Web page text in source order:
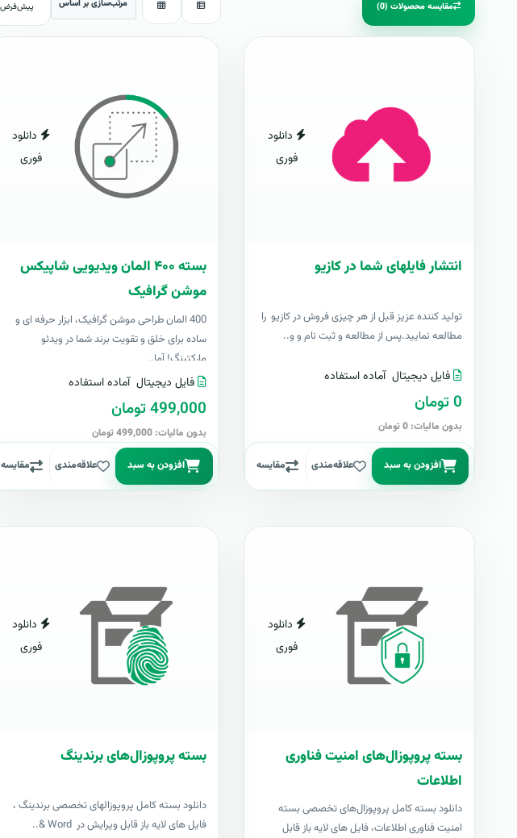
مقایسه محصولات (0) مرتب‌سازی بر اساس
دانلود
فوری
انتشار فایلهای شما در کازیو
توليد کننده عزيز قبل از هر چیزی فروش در کازیو را
مطالعه نمایید.پس از مطالعه و ثبت نام و و..
فایل دیجیتال آماده استفاده
0 تومان
بدون مالیات: 0 تومان
افزودن به سبد علاقه‌مندی مقایسه
دانلود
فوری
بسته ۴۰۰ المان ویدیویی شاپیکس
موشن گرافیک
400 المان طراحی موشن گرافیک، ابزار حرفه ای و
ساده برای خلق و تقویت برند شما در ویدئو
مارکتینگ! آما..
فایل دیجیتال آماده استفاده
499,000 تومان
بدون مالیات: 499,000 تومان
افزودن به سبد علاقه‌مندی مقایسه
دانلود
فوری
بسته پروپوزال‌های امنیت فناوری
اطلاعات
دانلود بسته کامل پروپوزال‌های تخصصی بسته
امنیت فناوری اطلاعات، فایل های لایه باز قابل
دانلود
فوری
بسته پروپوزال‌های برندینگ
دانلود بسته کامل پروپوزالهای تخصصی برندینگ ،
فایل های لایه باز قابل ویرایش در Word &..